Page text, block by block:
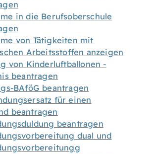
in die Berufsoberschule
von Tätigkeiten mit
Arbeitsstoffen anzeigen
von Kinderluftballonen -
beantragen
BAföG beantragen
für einen
beantragen
beantragen
dual und